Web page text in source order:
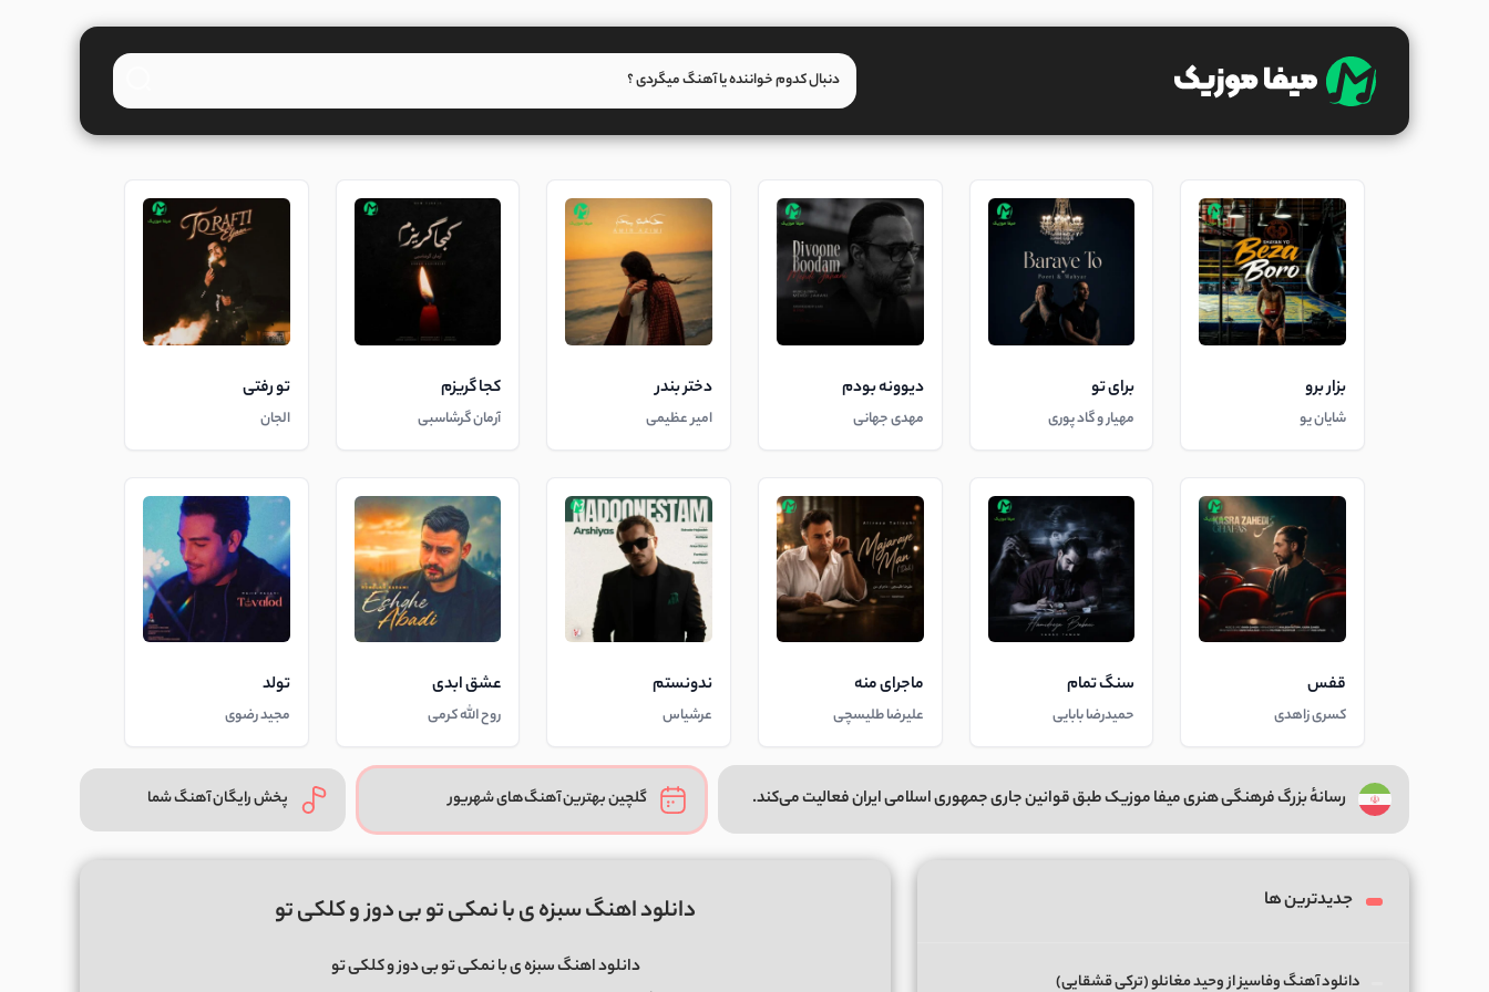
بزار برو
شایان یو
برای تو
مهیار و گاد پوری
دیوونه بودم
مهدی جهانی
دختر بندر
امیر عظیمی
کجا گریزم
آرمان گرشاسبی
تو رفتی
الجان
قفس
کسری زاهدی
سنگ تمام
حمیدرضا بابایی
ماجرای منه
علیرضا طلیسچی
ندونستم
عرشیاس
عشق ابدی
روح الله کرمی
تولد
مجید رضوی
رسانهٔ بزرگ فرهنگی هنری میفا موزیک طبق قوانین جاری جمهوری اسلامی ایران فعالیت می‌کند. گلچین بهترین آهنگ‌های شهریور پخش رایگان آهنگ شما
دانلود اهنگ سبزه ی با نمکی تو بی دوز و کلکی تو
دانلود اهنگ سبزه ی با نمکی تو بی دوز و کلکی تو
جدیدترین ها
دانلود آهنگ وفاسیز از وحید مغانلو (ترکی قشقایی)